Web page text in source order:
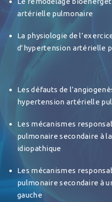
artérielle pulmonaire
La physiologie de
d’hypertension artérielle
Les défauts de
hypertension artérielle
Les mécanismes
pulmonaire secondaire à
idiopathique
Les mécanismes
pulmonaire secondaire à
gauche